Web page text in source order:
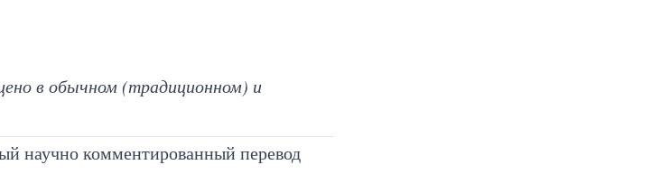
в обычном (традиционном) и
научно комментированный перевод